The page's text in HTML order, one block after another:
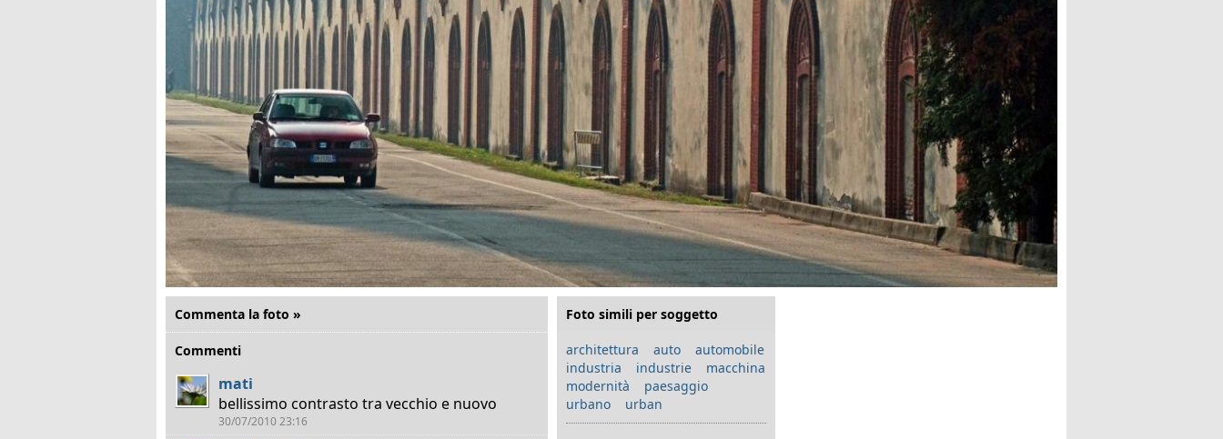
Commenta la foto »
Commenti
mati
bellissimo contrasto tra vecchio e nuovo
30/07/2010 23:16
Foto simili per soggetto
architettura auto
automobile
industria
industrie
macchina
modernità
paesaggio
urbano
urban